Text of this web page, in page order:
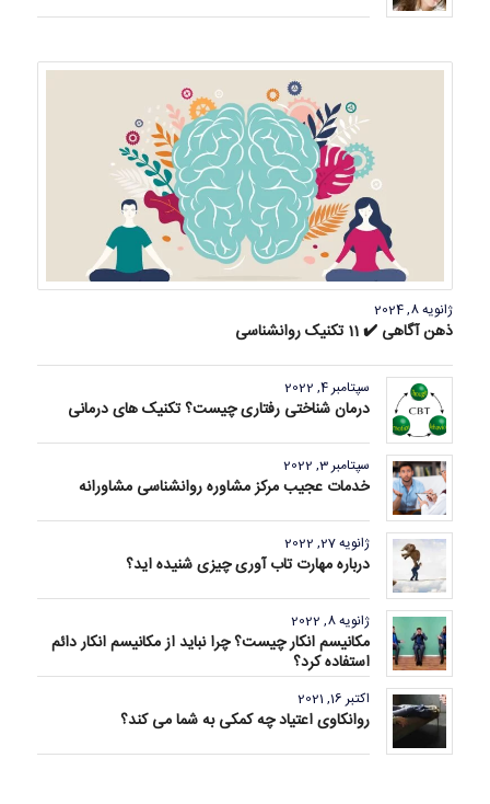
ژانویه 8, 2024
ذهن آگاهی ✔️ 11 تکنیک روانشناسی
سپتامبر 4, 2022
درمان شناختی رفتاری چیست؟ تکنیک های درمانی
سپتامبر 3, 2022
خدمات عجیب مرکز مشاوره روانشناسی مشاورانه
ژانویه 27, 2022
درباره مهارت تاب آوری چیزی شنیده اید؟
ژانویه 8, 2022
مکانیسم انکار چیست؟ چرا نباید از مکانیسم انکار دائم
استفاده کرد؟
اکتبر 16, 2021
روانکاوی اعتیاد چه کمکی به شما می کند؟